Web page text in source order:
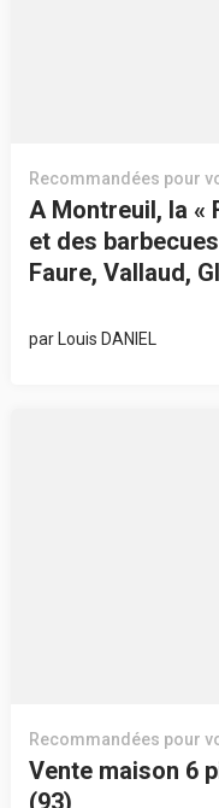
Recommandées pour
A Montreuil, la «
et des
Faure, Vallaud,
par Louis DANIEL
Recommandées pour
Vente maison 6